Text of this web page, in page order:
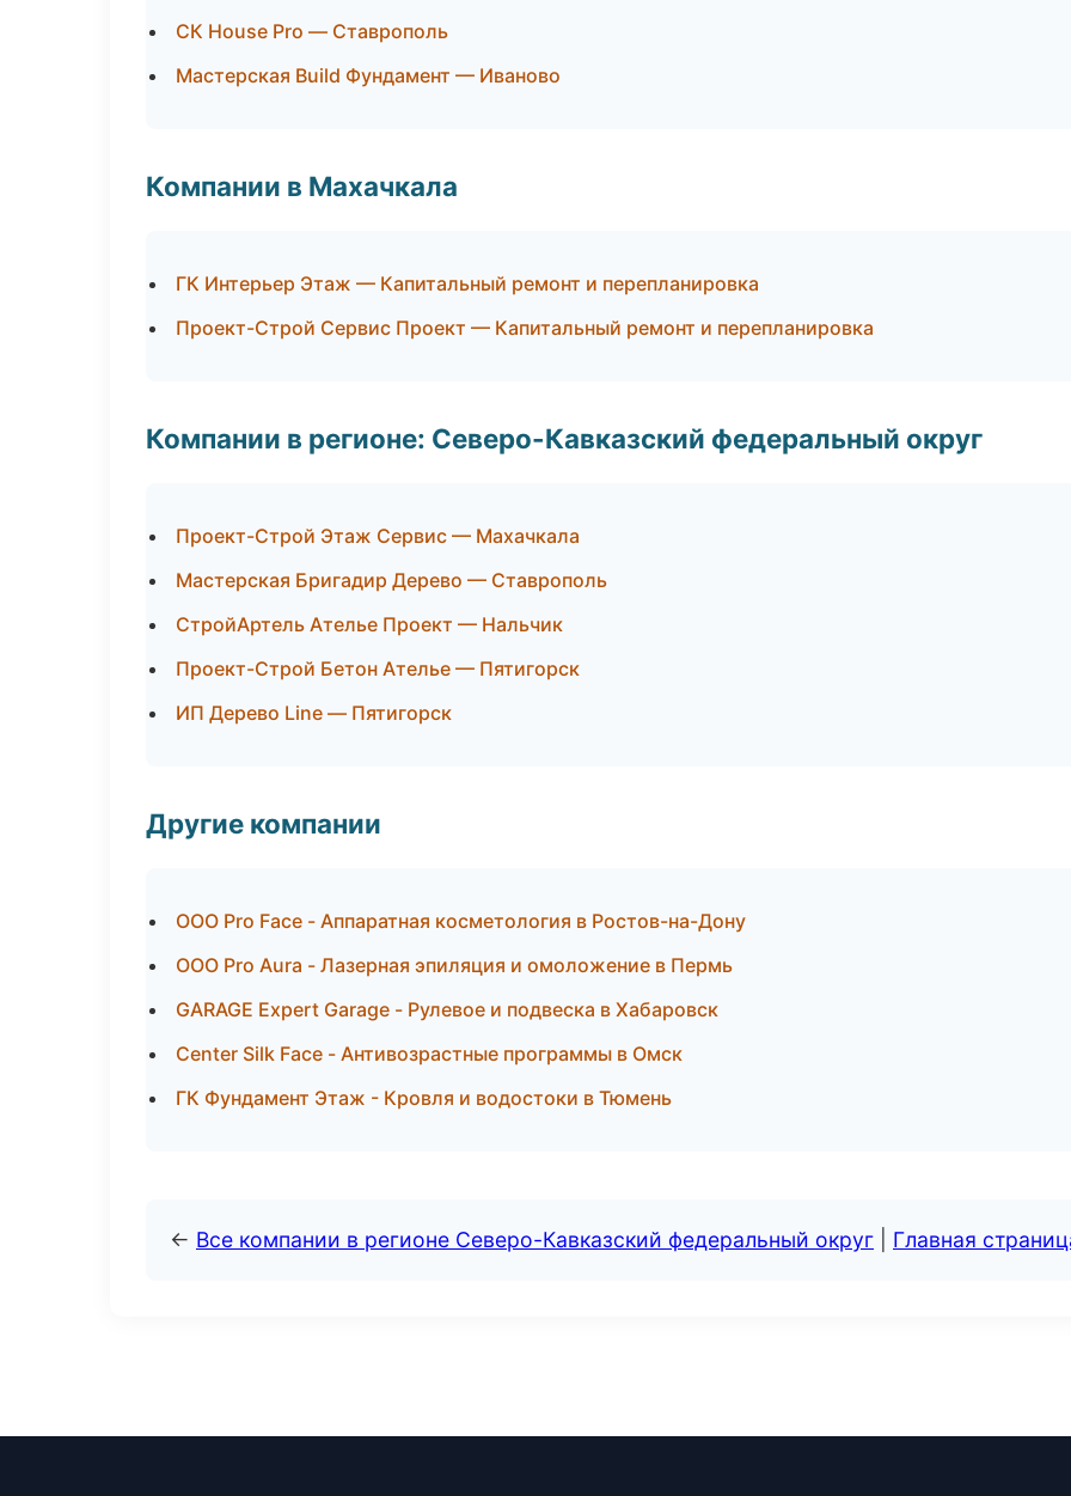
СК House Pro — Ставрополь
Мастерская Build Фундамент — Иваново
Компании в Махачкала
ГК Интерьер Этаж — Капитальный ремонт и перепланировка
Проект-Строй Сервис Проект — Капитальный ремонт и перепланировка
Компании в регионе: Северо-Кавказский федеральный округ
Проект-Строй Этаж Сервис — Махачкала
Мастерская Бригадир Дерево — Ставрополь
СтройАртель Ателье Проект — Нальчик
Проект-Строй Бетон Ателье — Пятигорск
ИП Дерево Line — Пятигорск
Другие компании
ООО Pro Face - Аппаратная косметология в Ростов-на-Дону
ООО Pro Aura - Лазерная эпиляция и омоложение в Пермь
GARAGE Expert Garage - Рулевое и подвеска в Хабаровск
Center Silk Face - Антивозрастные программы в Омск
ГК Фундамент Этаж - Кровля и водостоки в Тюмень
← Все компании в регионе Северо-Кавказский федеральный округ Главная